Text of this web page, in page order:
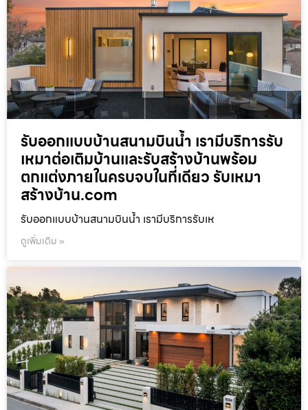
รับออกแบบบ้านสนามบินน้ำ เรามีบริการรับ
เหมาต่อเติมบ้านและรับสร้างบ้านพร้อม
ตกแต่งภายในครบจบในที่เดียว รับเหมา
สร้างบ้าน.com
รับออกแบบบ้านสนามบินน้ำ เรามีบริการรับเห
ดูเพิ่มเติม »